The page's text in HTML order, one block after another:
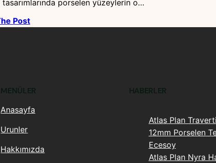
porselen yüzeylerin o…
Post
MENÜLER
Anasayfa
Urunler
Hakkımızda
HABERLER
Atlas Plan
12mm Porselen
Ecesoy
Atlas Plan Nyra